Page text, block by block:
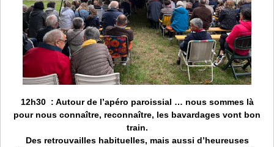
12h30 : Autour de l’apéro paroissial … nous sommes là
pour nous connaître, reconnaître, les bavardages vont bon
train.
Des retrouvailles habituelles, mais aussi d’heureuses